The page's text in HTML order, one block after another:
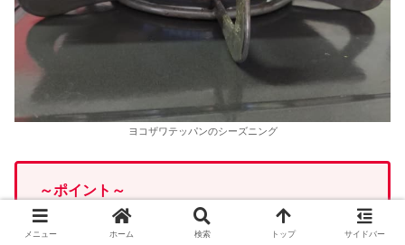
ヨコザワテッパンのシーズニング
～ポイント～
家庭用ガスコンロは失敗する！？
メニュー ホーム 検索 トップ サイドバー